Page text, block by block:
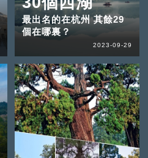
最出名的在杭州 其餘29
個在哪裏？
2023-09-29